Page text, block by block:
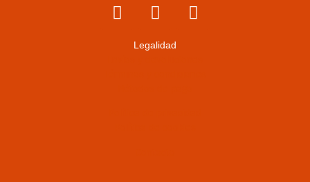
Legalidad